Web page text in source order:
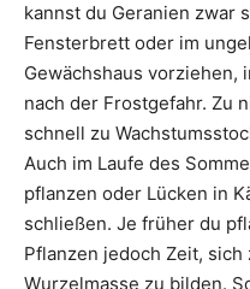
kannst du Geranien zwar
Fensterbrett oder im
Gewächshaus vorziehen,
nach der Frostgefahr. Zu
schnell zu
Auch im Laufe des
pflanzen oder Lücken in
schließen. Je früher du
Pflanzen jedoch Zeit,
Wurzelmasse zu bilden.